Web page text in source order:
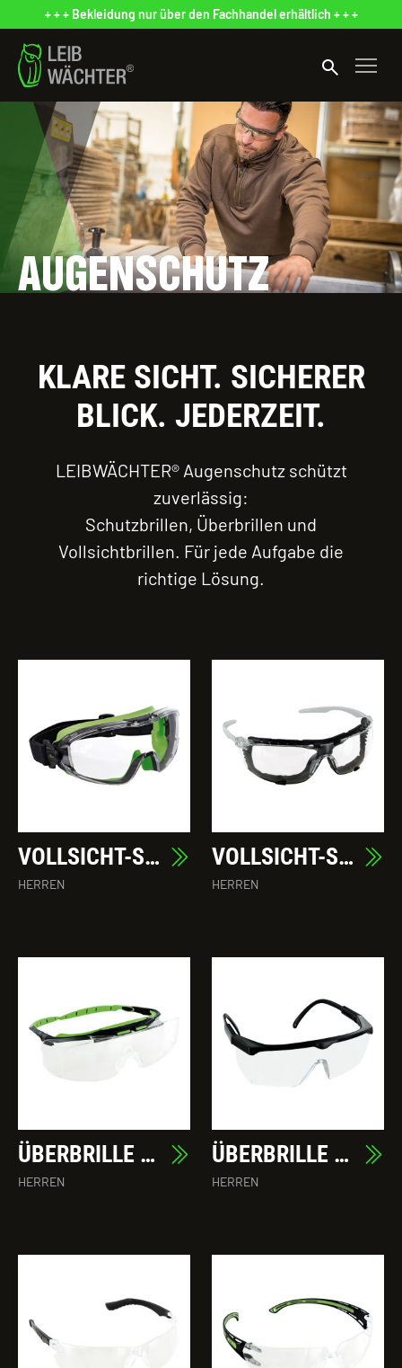
+ + + Bekleidung nur über den Fachhandel erhältlich + + +
search
AUGENSCHUTZ
KLARE SICHT. SICHERER
BLICK. JEDERZEIT.
LEIBWÄCHTER® Augenschutz schützt
zuverlässig:
Schutzbrillen, Überbrillen und
Vollsichtbrillen. Für jede Aufgabe die
richtige Lösung.
VOLLSICHT-SCHUTZBRILLE MASSIMO
HERREN
VOLLSICHT-SCHUTZBRILLE PIETRO
HERREN
ÜBERBRILLE ALLESANDRO
HERREN
ÜBERBRILLE GIOVANNI
HERREN